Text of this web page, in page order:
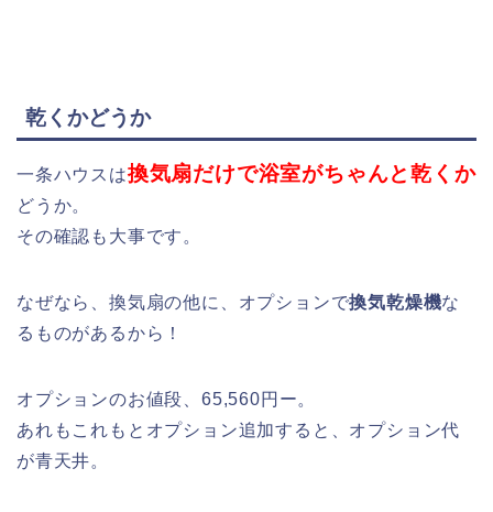
乾くかどうか
一条ハウスは換気扇だけで浴室がちゃんと乾くか
どうか。
その確認も大事です。
なぜなら、換気扇の他に、オプションで換気乾燥機な
るものがあるから！
オプションのお値段、65,560円ー。
あれもこれもとオプション追加すると、オプション代
が青天井。